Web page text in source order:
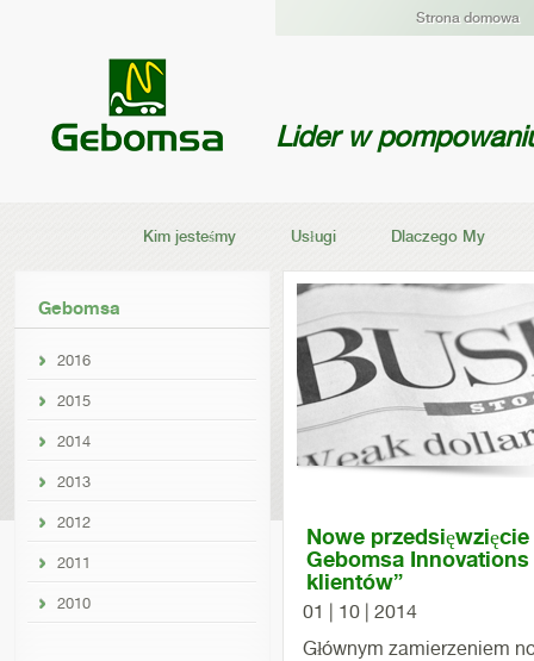
Strona domowa
Lider w
Kim jesteśmy Usługi Dlaczego My
Gebomsa
2016
2015
2014
2013
2012
2011
2010
Nowe
Gebomsa
klientów”
01 | 10 | 2014
Głównym zamierzeniem